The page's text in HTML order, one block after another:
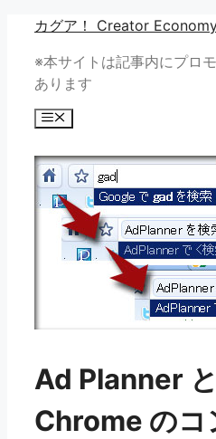
カグア！ Creator
※本サイトは記事内にプロ
あります
メ
ー
Ad Planner と
Chrome のコ